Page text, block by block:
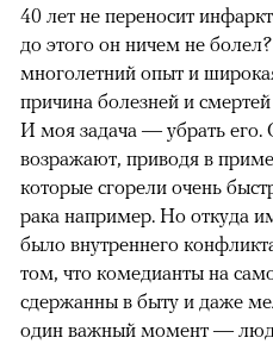
40 лет не переносит
до этого он ничем не
многолетний опыт и
причина болезней и
И моя задача — убрать его.
возражают, приводя в
которые сгорели очень
рака например. Но откуда
было внутреннего
том, что комедианты на
сдержанны в быту и даже
один важный момент —